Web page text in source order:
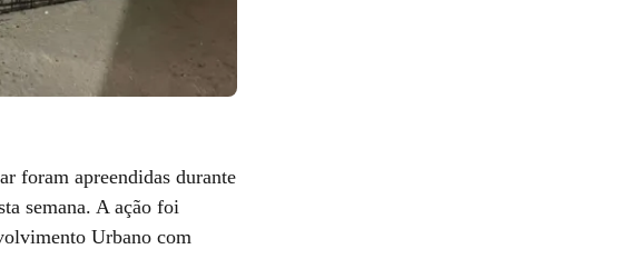
foram apreendidas durante
semana. A ação foi
Urbano com